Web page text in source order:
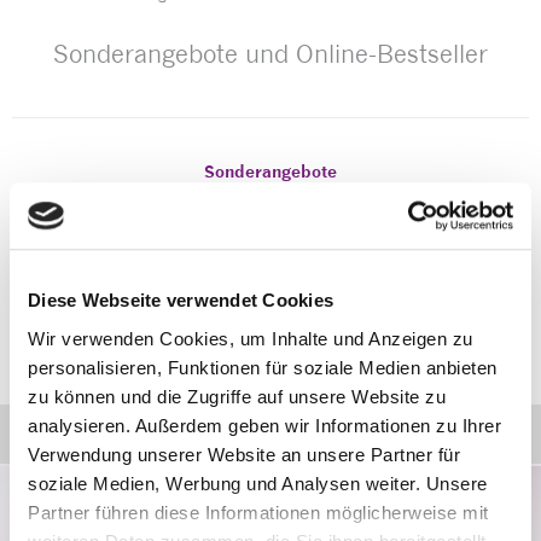
Diese Webseite verwendet Cookies
Wir verwenden Cookies, um Inhalte und Anzeigen zu
personalisieren, Funktionen für soziale Medien anbieten
zu können und die Zugriffe auf unsere Website zu
analysieren. Außerdem geben wir Informationen zu Ihrer
Verwendung unserer Website an unsere Partner für
soziale Medien, Werbung und Analysen weiter. Unsere
Partner führen diese Informationen möglicherweise mit
Sonderangebote und Online-Bestseller
Sonderangebote
Zur Zeit bieten wir keine rabattierten Produkte an.
Online-Bestseller
Didaktische Materialien